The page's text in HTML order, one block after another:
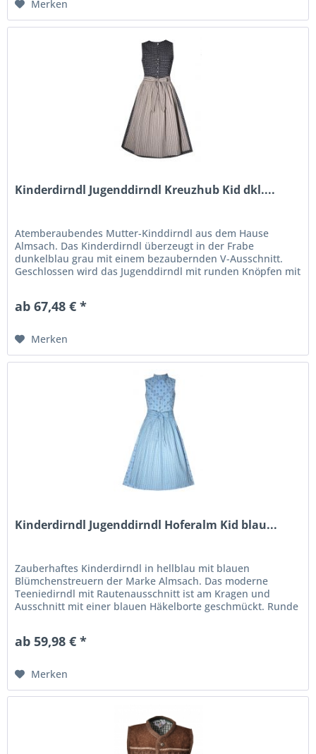
Merken
Kinderdirndl Jugenddirndl Kreuzhub Kid dkl....
Atemberaubendes Mutter-Kinddirndl aus dem Hause
Almsach. Das Kinderdirndl überzeugt in der Frabe
dunkelblau grau mit einem bezaubernden V-Ausschnitt.
Geschlossen wird das Jugenddirndl mit runden Knöpfen mit
ab 67,48 € *
Merken
Kinderdirndl Jugenddirndl Hoferalm Kid blau...
Zauberhaftes Kinderdirndl in hellblau mit blauen
Blümchenstreuern der Marke Almsach. Das moderne
Teeniedirndl mit Rautenausschnitt ist am Kragen und
Ausschnitt mit einer blauen Häkelborte geschmückt. Runde
ab 59,98 € *
Merken